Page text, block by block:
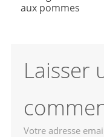
aux pommes
Laisser
Votre adresse